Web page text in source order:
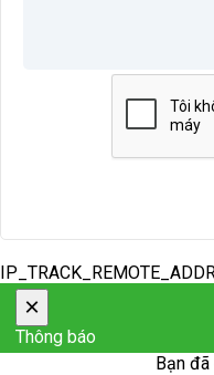
×
Thông báo
Bạn